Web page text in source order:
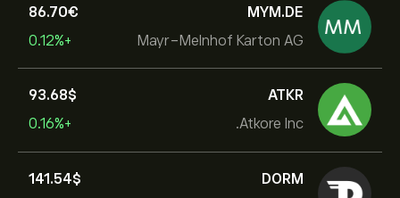
MYM.DE
Mayr-Melnhof Karton AG
86.70‎€‎
+0.12%
ATKR
Atkore Inc.
93.68‎$‎
+0.16%
DORM
141.54‎$‎